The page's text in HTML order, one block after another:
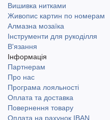
Вишивка нитками
Живопис картин по номерам
Алмазна мозаїка
Інструменти для рукоділля
В'язання
Інформація
Партнерам
Про нас
Програма лояльності
Оплата та доставка
Повернення товару
Оплата на рахунок IBAN